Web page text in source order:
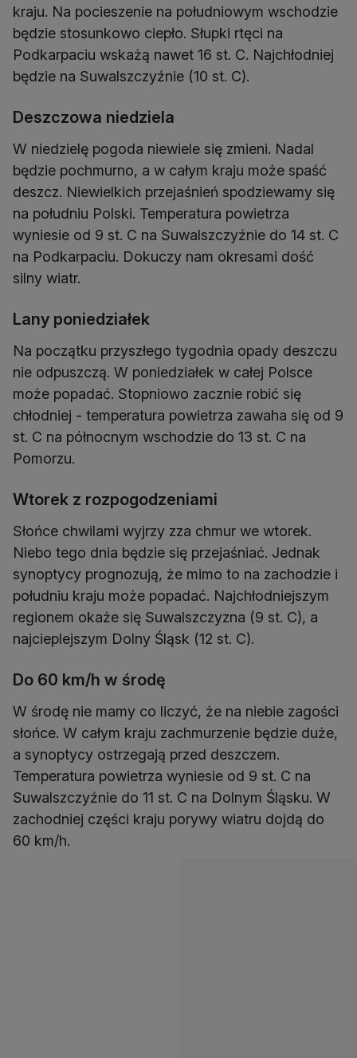
kraju. Na pocieszenie na południowym wschodzie
będzie stosunkowo ciepło. Słupki rtęci na
Podkarpaciu wskażą nawet 16 st. C. Najchłodniej
będzie na Suwalszczyźnie (10 st. C).
Deszczowa niedziela
W niedzielę pogoda niewiele się zmieni. Nadal
będzie pochmurno, a w całym kraju może spaść
deszcz. Niewielkich przejaśnień spodziewamy się
na południu Polski. Temperatura powietrza
wyniesie od 9 st. C na Suwalszczyźnie do 14 st. C
na Podkarpaciu. Dokuczy nam okresami dość
silny wiatr.
Lany poniedziałek
Na początku przyszłego tygodnia opady deszczu
nie odpuszczą. W poniedziałek w całej Polsce
może popadać. Stopniowo zacznie robić się
chłodniej - temperatura powietrza zawaha się od 9
st. C na północnym wschodzie do 13 st. C na
Pomorzu.
Wtorek z rozpogodzeniami
Słońce chwilami wyjrzy zza chmur we wtorek.
Niebo tego dnia będzie się przejaśniać. Jednak
synoptycy prognozują, że mimo to na zachodzie i
południu kraju może popadać. Najchłodniejszym
regionem okaże się Suwalszczyzna (9 st. C), a
najcieplejszym Dolny Śląsk (12 st. C).
Do 60 km/h w środę
W środę nie mamy co liczyć, że na niebie zagości
słońce. W całym kraju zachmurzenie będzie duże,
a synoptycy ostrzegają przed deszczem.
Temperatura powietrza wyniesie od 9 st. C na
Suwalszczyźnie do 11 st. C na Dolnym Śląsku. W
zachodniej części kraju porywy wiatru dojdą do
60 km/h.